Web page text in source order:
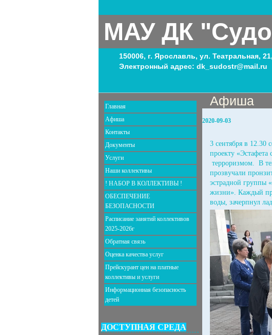
МАУ ДК
150006, г. Ярославль, ул. Театральная,
Электронный адрес: dk_sudostr@mail.ru
Главная
Афиша
Контакты
Документы
Услуги
Наши коллективы
! НАБОР В КОЛЛЕКТИВЫ !
ОБЕСПЕЧЕНИЕ
БЕЗОПАСНОСТИ
Расписание занятий коллективов
2025-2026г
Обратная связь
Оценка качества услуг
Прейскурант цен на платные
коллективы и услуги
Информационная безопасность
детей
ДОСТУПНАЯ СРЕДА
Афиша
2020-09-03
3 сентября в 12.30
проекту
терроризмом. В
прозвучали
эстрадной группы
жизни». Каждый
воды, зачерпнул